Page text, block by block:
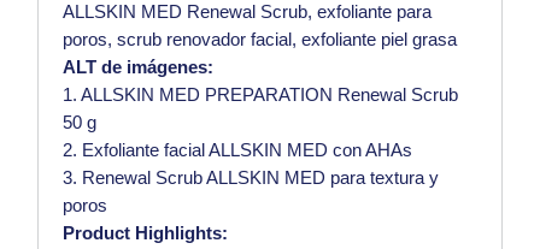
ALLSKIN MED Renewal Scrub, exfoliante para
poros, scrub renovador facial, exfoliante piel grasa
ALT de imágenes:
1. ALLSKIN MED PREPARATION Renewal Scrub
50 g
2. Exfoliante facial ALLSKIN MED con AHAs
3. Renewal Scrub ALLSKIN MED para textura y
poros
Product Highlights: